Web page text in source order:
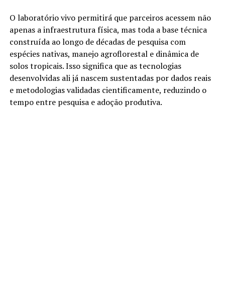
O laboratório vivo permitirá que parceiros acessem não
apenas a infraestrutura física, mas toda a base técnica
construída ao longo de décadas de pesquisa com
espécies nativas, manejo agroflorestal e dinâmica de
solos tropicais. Isso significa que as tecnologias
desenvolvidas ali já nascem sustentadas por dados reais
e metodologias validadas cientificamente, reduzindo o
tempo entre pesquisa e adoção produtiva.